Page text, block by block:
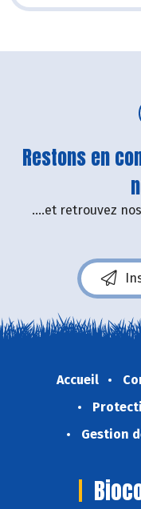
Restons en
....et retrouvez
Accueil
Gestion